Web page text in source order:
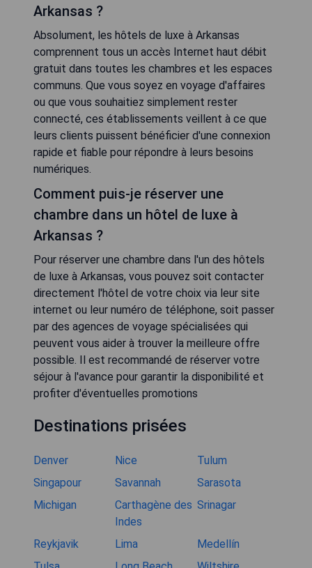
Arkansas ?
Absolument, les hôtels de luxe à Arkansas
comprennent tous un accès Internet haut débit
gratuit dans toutes les chambres et les espaces
communs. Que vous soyez en voyage d'affaires
ou que vous souhaitiez simplement rester
connecté, ces établissements veillent à ce que
leurs clients puissent bénéficier d'une connexion
rapide et fiable pour répondre à leurs besoins
numériques.
Comment puis-je réserver une
chambre dans un hôtel de luxe à
Arkansas ?
Pour réserver une chambre dans l'un des hôtels
de luxe à Arkansas, vous pouvez soit contacter
directement l'hôtel de votre choix via leur site
internet ou leur numéro de téléphone, soit passer
par des agences de voyage spécialisées qui
peuvent vous aider à trouver la meilleure offre
possible. Il est recommandé de réserver votre
séjour à l'avance pour garantir la disponibilité et
profiter d'éventuelles promotions
Destinations prisées
Denver Nice
Tulum
Singapour
Savannah
Sarasota
Michigan
Carthagène des
Indes
Srinagar
Reykjavik Lima
Medellín